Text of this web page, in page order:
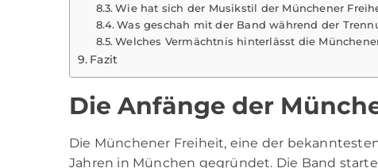
Wie hat sich der Musikstil der Münchener
Was geschah mit der Band während der
Welches Vermächtnis hinterlässt die
Fazit
Die Anfänge der
Die Münchener Freiheit, eine der
Jahren in München gegründet. Die Band